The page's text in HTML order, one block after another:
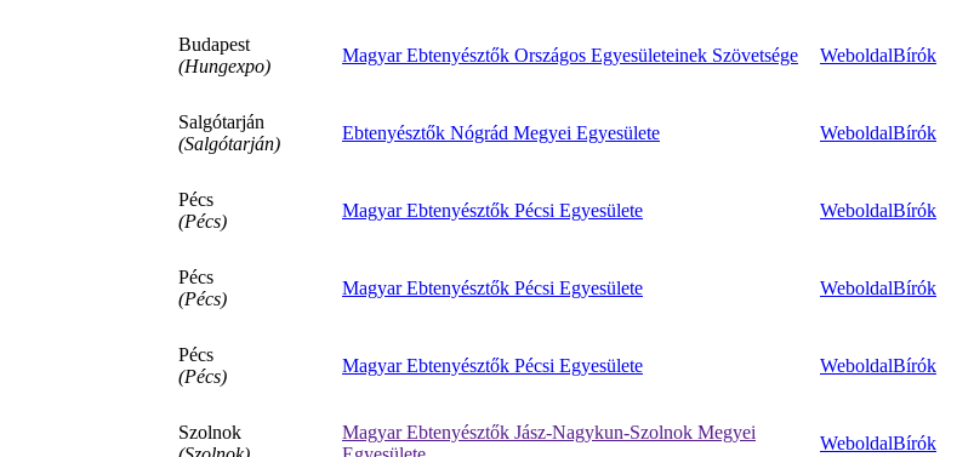
Budapest
(Hungexpo)
Magyar Ebtenyésztők Országos Egyesületeinek Szövetsége WeboldalBírók
Salgótarján
(Salgótarján)
Ebtenyésztők Nógrád Megyei Egyesülete WeboldalBírók
Pécs
(Pécs)
Magyar Ebtenyésztők Pécsi Egyesülete WeboldalBírók
Pécs
(Pécs)
Magyar Ebtenyésztők Pécsi Egyesülete WeboldalBírók
Pécs
(Pécs)
Magyar Ebtenyésztők Pécsi Egyesülete WeboldalBírók
Szolnok
Magyar Ebtenyésztők Jász-Nagykun-Szolnok Megyei
WeboldalBírók